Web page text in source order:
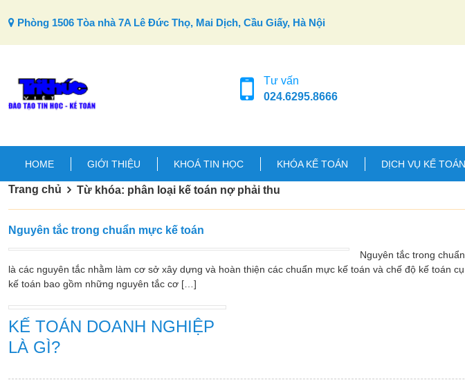
Phòng 1506 Tòa nhà 7A Lê Đức Thọ, Mai Dịch, Cầu Giấy, Hà Nội
Tư vấn
024.6295.8666
HOME GIỚI THIỆU KHOÁ TIN HỌC KHÓA KẾ TOÁN DỊCH VỤ KẾ TOÁN
Trang chủ Từ khóa: phân loại kế toán nợ phải thu
Nguyên tắc trong chuẩn mực kế toán
Nguyên tắc trong
là các nguyên tắc nhằm làm cơ sở xây dựng và hoàn thiện các chuẩn mực kế toán và chế độ kế toán
kế toán bao gồm những nguyên tắc cơ […]
KẾ TOÁN DOANH NGHIỆP
LÀ GÌ?